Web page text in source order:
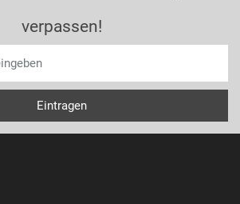
verpassen!